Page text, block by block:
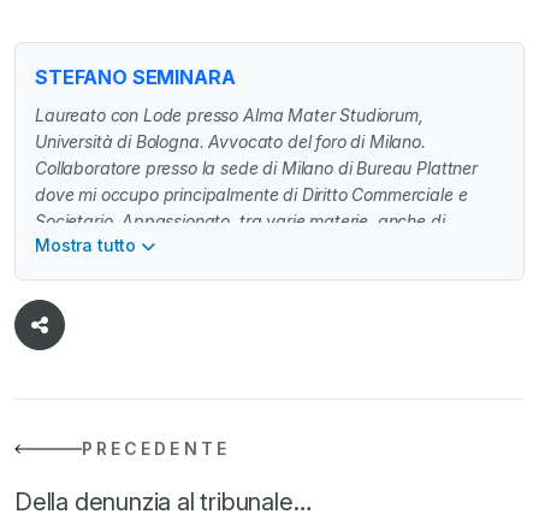
STEFANO SEMINARA
Laureato con Lode presso Alma Mater Studiorum,
Università di Bologna. Avvocato del foro di Milano.
Collaboratore presso la sede di Milano di Bureau Plattner
dove mi occupo principalmente di Diritto Commerciale e
Societario. Appassionato, tra varie materie, anche di
Influencer Marketing Law.
Mostra tutto
PRECEDENTE
Della denunzia al tribunale…